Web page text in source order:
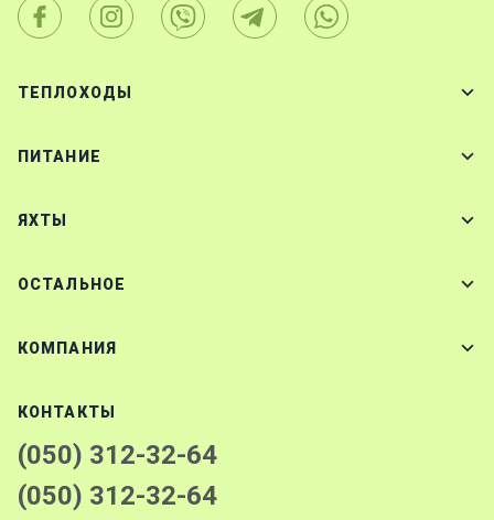
ТЕПЛОХОДЫ
ПИТАНИЕ
ЯХТЫ
ОСТАЛЬНОЕ
КОМПАНИЯ
КОНТАКТЫ
(050) 312-32-64
(050) 312-32-64